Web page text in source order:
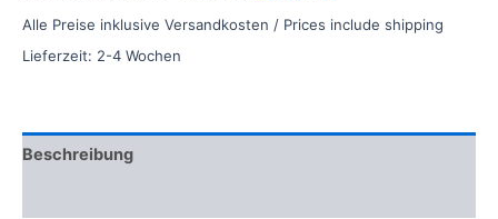
Alle Preise inklusive Versandkosten / Prices include shipping
Lieferzeit: 2-4 Wochen
Beschreibung